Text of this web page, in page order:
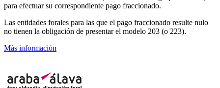
para efectuar su correspondiente pago fraccionado.
Las entidades forales para las que el pago fraccionado resulte nulo
no tienen la obligación de presentar el modelo 203 (o 223).
Más información